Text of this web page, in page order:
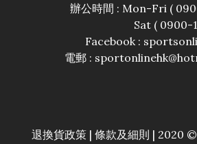
辦公時間 : Mon-Fri (
Sat ( 0900-
Facebook :
電郵 :
退換貨政策 | 條款及細則 | 2020